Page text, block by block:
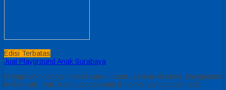
Edisi Terbatas
Jual Playground Anak Surabaya
Playground dengan model cumi – cumi , silakan di order, playground
limited yah , yuk bisa hubungi kami di nomer yang sudah ada.